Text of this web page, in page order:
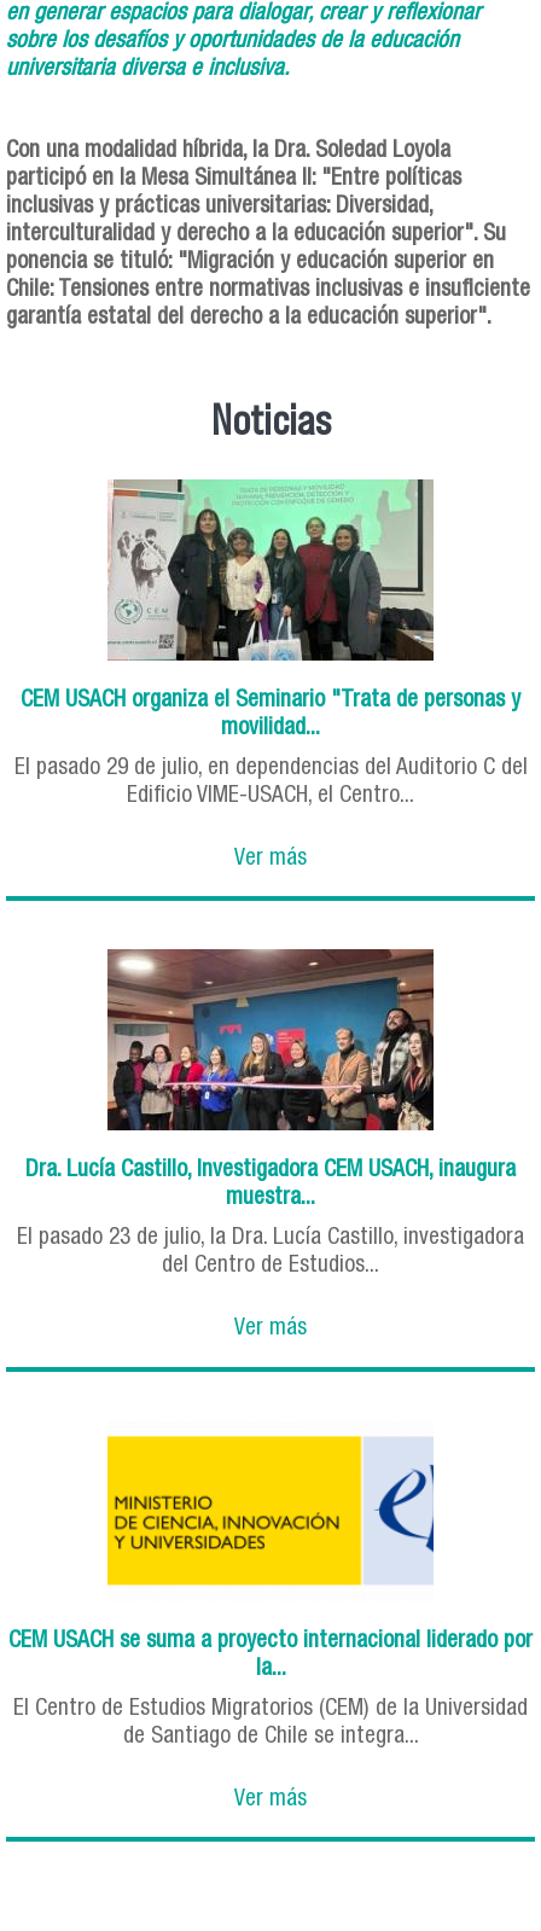
en generar espacios para dialogar, crear y reflexionar
sobre los desafíos y oportunidades de la educación
universitaria diversa e inclusiva.
Con una modalidad híbrida, la Dra. Soledad Loyola
participó en la Mesa Simultánea II: "Entre políticas
inclusivas y prácticas universitarias: Diversidad,
interculturalidad y derecho a la educación superior". Su
ponencia se tituló: "Migración y educación superior en
Chile: Tensiones entre normativas inclusivas e insuficiente
garantía estatal del derecho a la educación superior".
Noticias
CEM USACH organiza el Seminario "Trata de personas y
movilidad...
El pasado 29 de julio, en dependencias del Auditorio C del
Edificio VIME-USACH, el Centro...
Ver más
Dra. Lucía Castillo, Investigadora CEM USACH, inaugura
muestra...
El pasado 23 de julio, la Dra. Lucía Castillo, investigadora
del Centro de Estudios...
Ver más
CEM USACH se suma a proyecto internacional liderado por
la...
El Centro de Estudios Migratorios (CEM) de la Universidad
de Santiago de Chile se integra...
Ver más